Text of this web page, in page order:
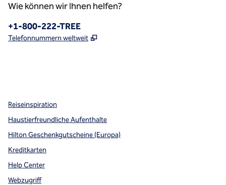
Wie können wir Ihnen helfen?
Telefon:
+1-800-222-TREE
Telefonnummern weltweit ,
Reiseinspiration
Haustierfreundliche Aufenthalte
Hilton Geschenkgutscheine (Europa)
Kreditkarten
Help Center
Webzugriff